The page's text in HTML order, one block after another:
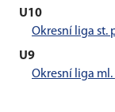
U10
Okresní liga st.
U9
Okresní liga